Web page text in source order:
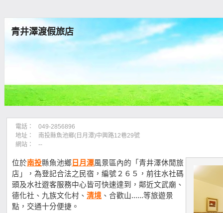
青井澤渡假旅店
電話：
049-2856896
地址：
南投縣魚池鄉(日月潭)中興路12巷29號
網站：
--
位於南投縣魚池鄉 日月潭風景區內的「青井澤休閒旅
店」，為登記合法之民宿，編號２６５，前往水社碼
頭及水社遊客服務中心皆可快速達到，鄰近文武廟、
德化社、九族文化村、 清境 、合歡山......等旅遊景
點，交通十分便捷。